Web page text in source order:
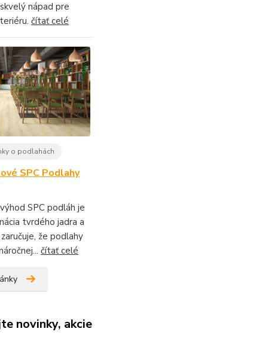
nápad pre
čítať celé
o podlahách
SPC Podlahy
SPC podláh je
tvrdého jadra a
že podlahy
čítať celé
novinky, akcie